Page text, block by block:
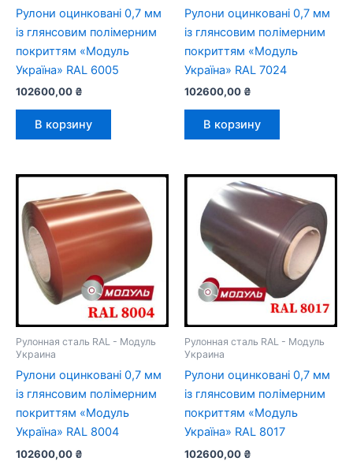
Рулони оцинковані 0,7 мм
із глянсовим полімерним
покриттям «Модуль
Україна» RAL 6005
102600,00 ₴
В корзину
Рулони оцинковані 0,7 мм
із глянсовим полімерним
покриттям «Модуль
Україна» RAL 7024
102600,00 ₴
В корзину
Рулонная сталь RAL - Модуль
Украина
Рулони оцинковані 0,7 мм
із глянсовим полімерним
покриттям «Модуль
Україна» RAL 8004
102600,00 ₴
Рулонная сталь RAL - Модуль
Украина
Рулони оцинковані 0,7 мм
із глянсовим полімерним
покриттям «Модуль
Україна» RAL 8017
102600,00 ₴